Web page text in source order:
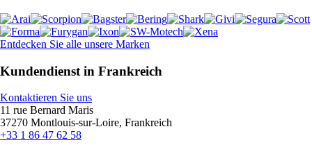
Entdecken Sie alle unsere Marken
Kundendienst in Frankreich
Kontaktieren Sie uns
11 rue Bernard Maris
37270 Montlouis-sur-Loire, Frankreich
+33 1 86 47 62 58